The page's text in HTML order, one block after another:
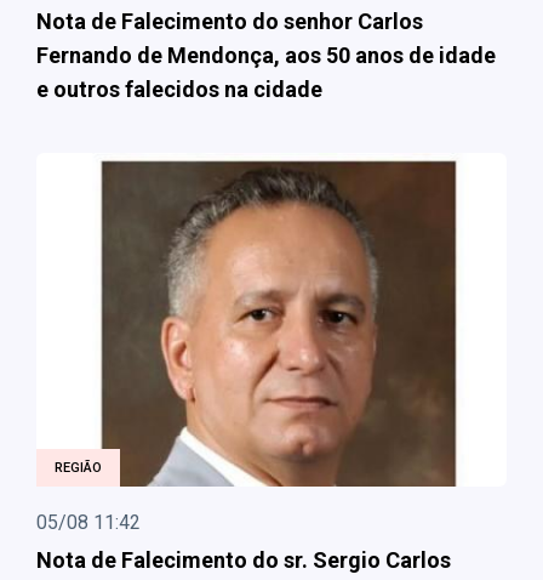
Nota de Falecimento do senhor Carlos
Fernando de Mendonça, aos 50 anos de idade
e outros falecidos na cidade
REGIÃO
05/08 11:42
Nota de Falecimento do sr. Sergio Carlos